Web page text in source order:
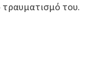
του.